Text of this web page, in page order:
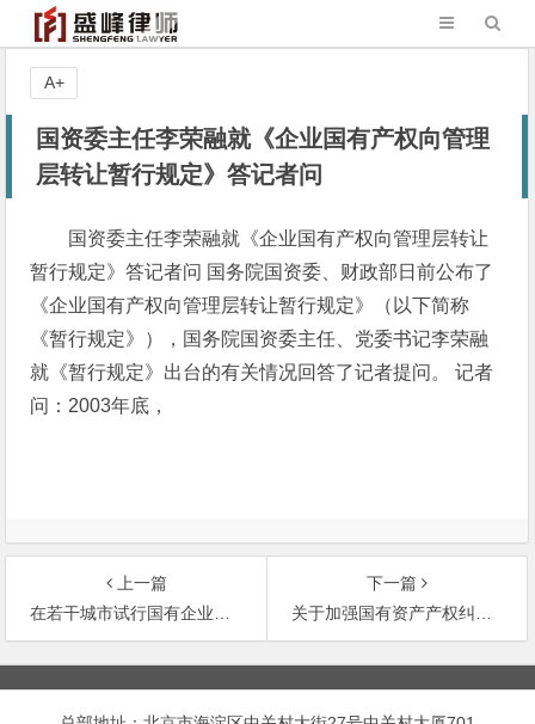
国资委主任李荣融就《企业国有产权向管理
层转让暂行规定》答记者问
国资委主任李荣融就《企业国有产权向管理层转让
暂行规定》答记者问 国务院国资委、财政部日前公布了
《企业国有产权向管理层转让暂行规定》（以下简称
《暂行规定》），国务院国资委主任、党委书记李荣融
就《暂行规定》出台的有关情况回答了记者提问。 记者
问：2003年底，
A+
上一篇
在若干城市试行国有企业破产有关资产评估问题的暂行规定
下一篇
关于加强国有资产产权纠纷调处及行政复议工作有关问题的通知
文
章